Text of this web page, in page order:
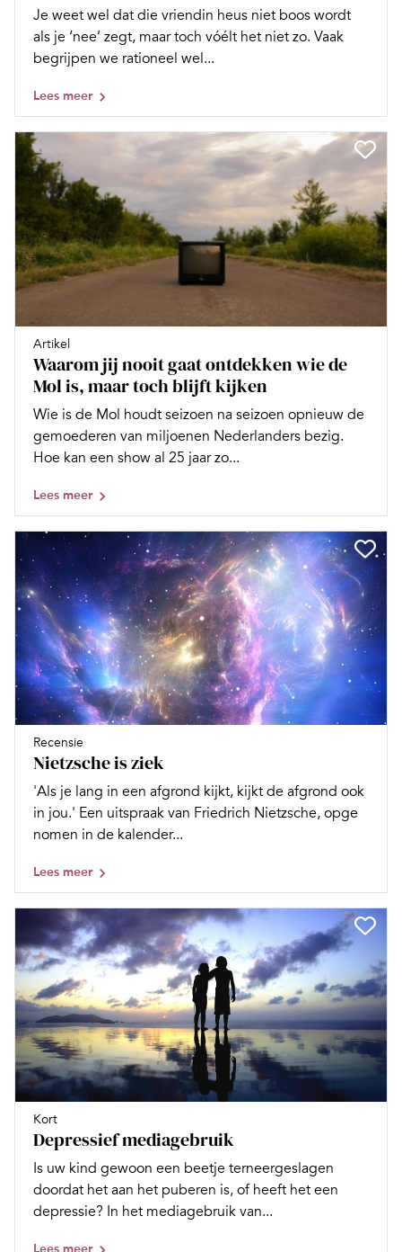
Je weet wel dat die vriendin heus niet boos wordt
als je ‘nee’ zegt, maar toch vóélt het niet zo. Vaak
begrijpen we rationeel wel...
Lees meer
Artikel
Waarom jij nooit gaat ontdekken wie de
Mol is, maar toch blijft kijken
Wie is de Mol houdt seizoen na seizoen opnieuw de
gemoederen van miljoenen Nederlanders bezig.
Hoe kan een show al 25 jaar zo...
Lees meer
Recensie
Nietzsche is ziek
'Als je lang in een afgrond kijkt, kijkt de afgrond ook
in jou.' Een uitspraak van Friedrich Nietzsche, opge
nomen in de kalender...
Lees meer
Kort
Depressief mediagebruik
Is uw kind gewoon een beetje terneergeslagen
doordat het aan het puberen is, of heeft het een
depressie? In het mediagebruik van...